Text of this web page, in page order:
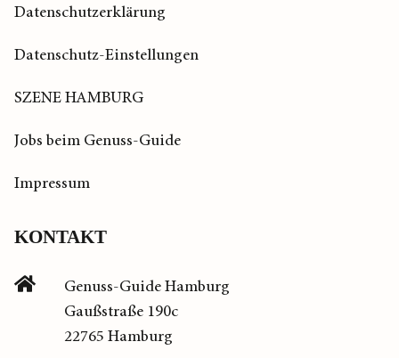
Datenschutzerklärung
Datenschutz-Einstellungen
SZENE HAMBURG
Jobs beim Genuss-Guide
Impressum
KONTAKT
Genuss-Guide Hamburg
Gaußstraße 190c
22765 Hamburg